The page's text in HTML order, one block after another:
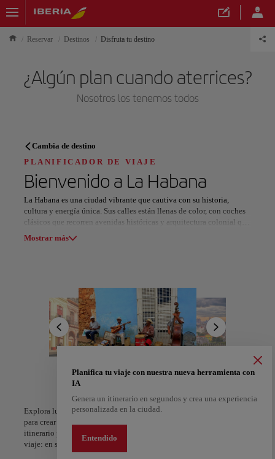
Reservar Destinos Disfruta tu destino
¿Algún plan cuando aterrices?
Nosotros los tenemos todos
PLANIFICADOR DE VIAJE
Descubre tu próximo destino
Nuestros destinos
A Coruña
España
Cambia de destino
PLANIFICADOR DE VIAJE
Bienvenido a La Habana
La Habana es una ciudad vibrante que cautiva con su historia,
cultura y energía única. Sus calles están llenas de color, con coches
clásicos que recorren avenidas históricas y arquitectura colonial que
te transporta al pasado. Pasea por el Malecón, donde el mar se
salsa y jazz en bares tradicionales hasta las melodías de músicos
callejeros que llenan el aire de emoción. Visita la Habana Vieja, un
sitio Patrimonio de la Humanidad, y déjate sorprender por sus
plazas, museos y la calidez de su gente.
La Habana es más que un destino, es una invitación a sumergirse en
una experiencia única donde la historia, la música y la vida
Mostrar más
Explora lugares, experiencias y marca con el corazón tus favoritos
para crear tu ruta y compartirla. ¿Quieres más ideas? Obtén un
itinerario personalizado según tus intereses y la duración de tu
viaje: en sólo dos pasos y descargable en Google Maps.
Planifica tu viaje con nuestra nueva herramienta con
IA
Genera un itinerario en segundos y crea una experiencia
personalizada en la ciudad.
Entendido